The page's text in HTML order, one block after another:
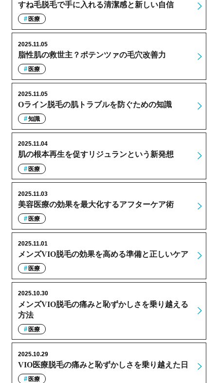
すね毛脱毛で手に入れる清潔感と新しい自信
医療
脂性肌の救世主？ポテンツァの毛穴改善力
2025.11.05
医療
Oライン脱毛の肌トラブルを防ぐための知識
2025.11.05
知識
肌の根本再生を促すリジュランという新発想
2025.11.04
医療
美容医療の効果を最大化するアフターケア術
2025.11.03
医療
メンズVIO脱毛の効果を高める準備と正しいケア
2025.11.01
医療
メンズVIO脱毛の痛みと恥ずかしさを乗り越える
方法
2025.10.30
医療
VIO医療脱毛の痛みと恥ずかしさを乗り越えた日
2025.10.29
医療